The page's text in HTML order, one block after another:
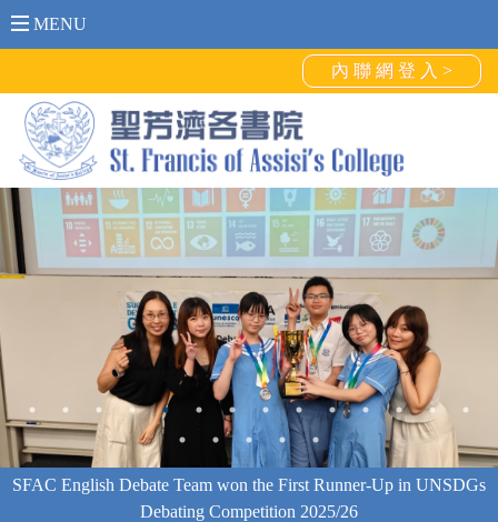
MENU
內 聯 網 登 入 >
SFAC English Debate Team won the First Runner-Up in UNSDGs
Debating Competition 2025/26